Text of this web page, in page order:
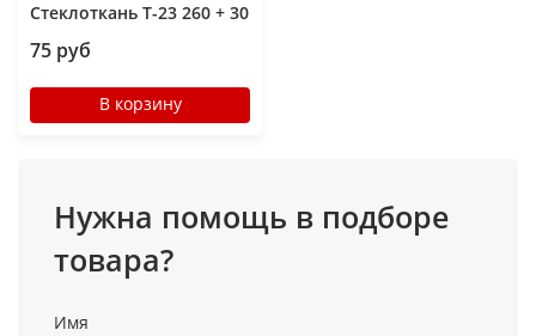
Стеклоткань Т-23 260 + 30
75 руб
В корзину
Нужна помощь в подборе
товара?
Имя